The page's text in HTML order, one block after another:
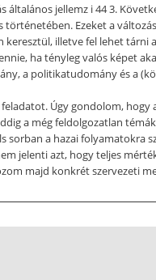
jellemz i 44 3.
Ezeket a
illetve fel lehet
ha tényleg valós képet
a politikatudomány és a
Úgy gondolom,
a még feldolgozatlan
sorban a hazai
jelenti azt, hogy teljes
majd konkrét szervezeti
hatalomnak teljes